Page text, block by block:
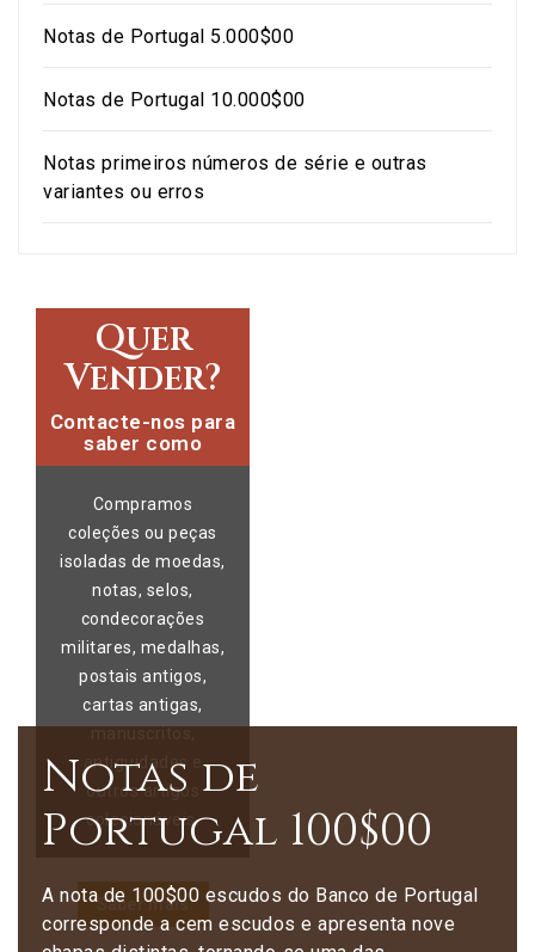
Notas de Portugal 5.000$00
Notas de Portugal 10.000$00
Notas primeiros números de série e outras
variantes ou erros
Quer
Vender?
Contacte-nos para
saber como
Compramos
coleções ou peças
isoladas de moedas,
notas, selos,
condecorações
militares, medalhas,
postais antigos,
cartas antigas,
antiguidades e
outros artigos
colecionáveis.
Saber mais
Notas de
Portugal 100$00
A nota de 100$00 escudos do Banco de Portugal
corresponde a cem escudos e apresenta nove